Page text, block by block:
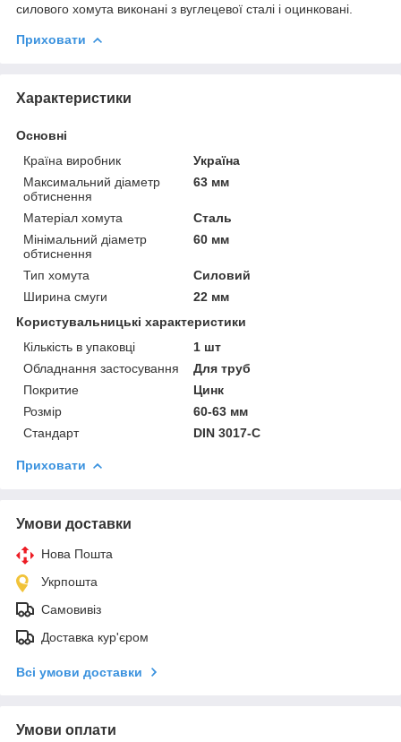
силового хомута виконані з вуглецевої сталі і оцинковані.
Приховати
Характеристики
Основні
Країна виробник
Україна
Максимальний діаметр
обтиснення
63 мм
Матеріал хомута
Сталь
Мінімальний діаметр
обтиснення
60 мм
Тип хомута
Силовий
Ширина смуги
22 мм
Користувальницькі характеристики
Кількість в упаковці
1 шт
Обладнання застосування
Для труб
Покритие
Цинк
Розмір
60-63 мм
Стандарт
DIN 3017-C
Приховати
Умови доставки
Нова Пошта
Укрпошта
Самовивіз
Доставка кур'єром
Всі умови доставки
Умови оплати